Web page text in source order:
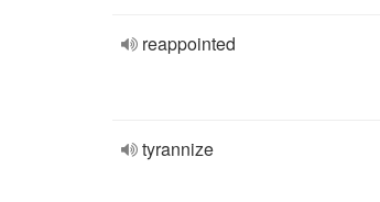
reappointed
tyrannize